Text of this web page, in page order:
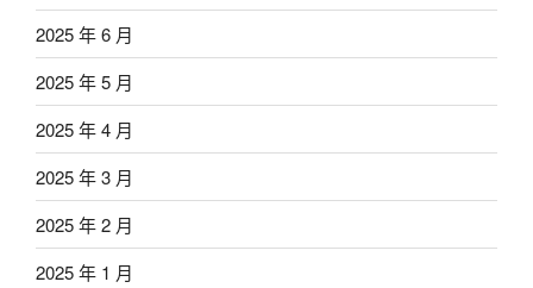
2025 年 6 月
2025 年 5 月
2025 年 4 月
2025 年 3 月
2025 年 2 月
2025 年 1 月